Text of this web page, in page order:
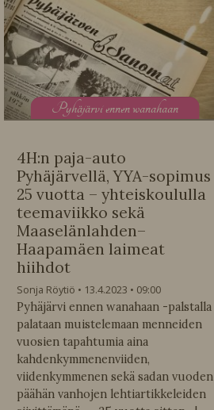
Pyhäjärvi ennen wanahaan
4H:n paja-auto
Pyhäjärvellä, YYA-sopimus
25 vuotta – yhteiskoululla
teemaviikko sekä
Maaselänlahden–
Haapamäen laimeat
hiihdot
Sonja Röytiö 13.4.2023
09:00
Pyhäjärvi ennen wanahaan -palstalla
palataan muistelemaan menneiden
vuosien tapahtumia aina
kahdenkymmenenviiden,
viidenkymmenen sekä sadan vuoden
päähän vanhojen lehtiartikkeleiden